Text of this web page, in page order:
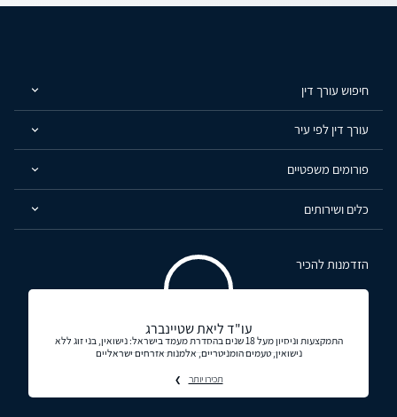
חיפוש עורך דין
עורך דין לפי עיר
פורומים משפטיים
כלים ושירותים
הזדמנות להכיר
עו"ד ליאת שטיינברג
התמקצעות וניסיון מעל 18 שנים בהסדרת מעמד בישראל: נישואין, בני זוג ללא
נישואין, טעמים הומניטריים, אלמנות אזרחים ישראליים
תכירו יותר